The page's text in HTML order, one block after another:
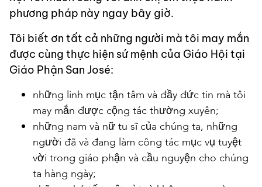
phương pháp này ngay bây giờ.
Tôi biết ơn tất cả những người mà tôi may mắn
được cùng thực hiện sứ mệnh của Giáo Hội tại
Giáo Phận San José:
những linh mục tận tâm và đầy đức tin mà tôi
may mắn được cộng tác thường xuyên;
những nam và nữ tu sĩ của chúng ta, những
người đã và đang làm công tác mục vụ tuyệt
vời trong giáo phận và cầu nguyện cho chúng
ta hàng ngày;